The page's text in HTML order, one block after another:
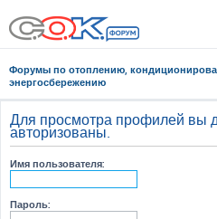
Форумы по отоплению,
энергосбережению
Для просмотра профилей вы
авторизованы.
Имя пользователя:
Пароль: